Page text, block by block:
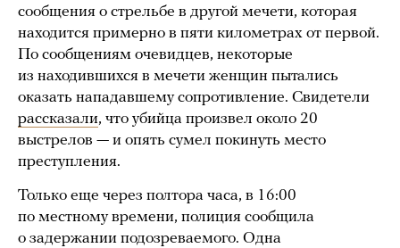
сообщения о стрельбе в другой мечети, которая
находится примерно в пяти километрах от первой.
По сообщениям очевидцев, некоторые
из находившихся в мечети женщин пытались
оказать нападавшему сопротивление. Свидетели
рассказали, что убийца произвел около 20
выстрелов — и опять сумел покинуть место
преступления.
Только еще через полтора часа, в 16:00
по местному времени, полиция сообщила
о задержании подозреваемого. Одна